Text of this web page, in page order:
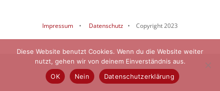
Impressum • Datenschutz • Copyright 2023
Diese Website benutzt Cookies. Wenn du die Website weiter
nutzt, gehen wir von deinem Einverständnis aus.
OK
Nein Datenschutzerklärung